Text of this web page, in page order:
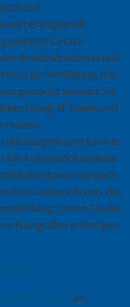
und
bereitgestellt
Geräte
Bundesdruckerei und
zur Verfügung, mit
gemacht werden. Sie
Fotograf*innen und
nutzen.
des Bürgerbüros kann in
für Ausweisdokumente
Babys kann es jedoch
Foto aufzunehmen, das
Lassen Sie die
Fotografen anfertigen.
dm
PointID Gerät an.